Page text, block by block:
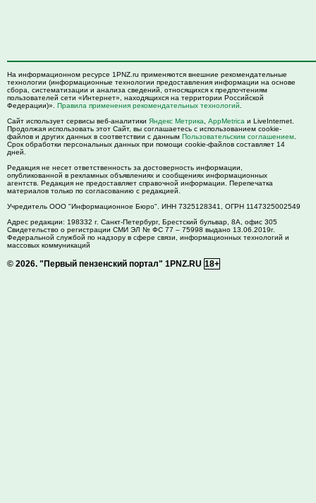
На информационном ресурсе 1PNZ.ru применяются внешние рекомендательные
технологии (информационные технологии предоставления информации на основе
сбора, систематизации и анализа сведений, относящихся к предпочтениям
пользователей сети «Интернет», находящихся на территории Российской
Федерации)». Правила применения рекомендательных технологий
Сайт использует сервисы веб-аналитики Яндекс Метрика AppMetrica и LiveInternet.
Продолжая использовать этот Сайт, вы соглашаетесь с использованием cookie-
файлов и других данных в соответствии с данным Пользовательским соглашением
Срок обработки персональных данных при помощи cookie-файлов составляет 14
дней.
Редакция не несет ответственность за достоверность информации,
опубликованной в рекламных объявлениях и сообщениях информационных
агентств. Редакция не предоставляет справочной информации. Перепечатка
материалов только по согласованию с редакцией.
Учредитель ООО "Информационное Бюро". ИНН 7325128341, ОГРН 1147325002549
Адрес редакции: 198332 г. Санкт-Петербург, Брестский бульвар, 8А, офис 305
Свидетельство о регистрации СМИ ЭЛ № ФС 77 – 75998 выдано 13.06.2019г.
Федеральной службой по надзору в сфере связи, информационных технологий и
массовых коммуникаций
© 2026. "Первый пензенский портал" 1PNZ.RU 18+